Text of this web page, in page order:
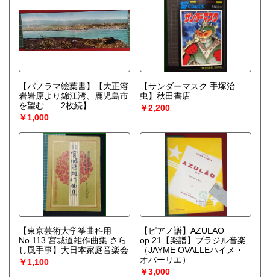
【パノラマ絵葉書】【大正溶
岩岩原より錦江湾、鹿児島市
を望む 2枚続】
￥1,000
【サンダーマスク 手塚治
虫】秋田書店
￥2,200
【東京芸術大学筝曲科用
No.113 宮城道雄作曲集 さら
し風手事】大日本家庭音楽会
￥1,100
【ピアノ譜】AZULAO
op.21【楽譜】ブラジル音楽
（JAYME OVALLEハイメ・
オバーリエ）
￥3,000